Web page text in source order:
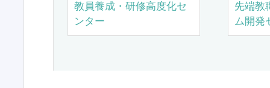
教員養成・研修高度化セ
ンター
先端教
ム開発